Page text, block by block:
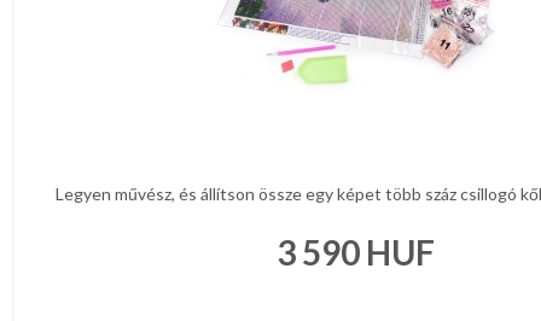
Legyen művész, és állítson össze egy képet több száz csillogó
3 590 HUF